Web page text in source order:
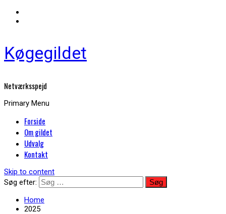
Køgegildet
Netværksspejd
Primary Menu
Forside
Om gildet
Udvalg
Kontakt
Skip to content
Søg efter:
Home
2025